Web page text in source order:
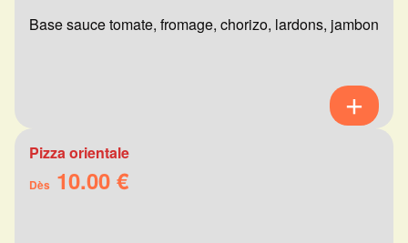
Base sauce tomate, fromage, chorizo, lardons, jambon
Pizza orientale
Dès 10.00 €